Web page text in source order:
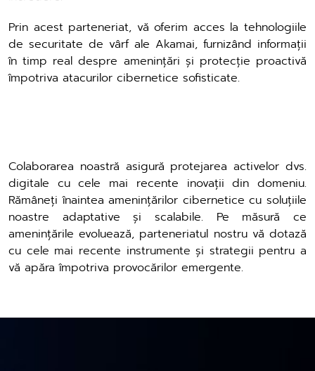
Prin acest parteneriat, vă oferim acces la tehnologiile
de securitate de vârf ale Akamai, furnizând informații
în timp real despre amenințări și protecție proactivă
împotriva atacurilor cibernetice sofisticate.
Colaborarea noastră asigură protejarea activelor dvs.
digitale cu cele mai recente inovații din domeniu.
Rămâneți înaintea amenințărilor cibernetice cu soluțiile
noastre adaptative și scalabile. Pe măsură ce
amenințările evoluează, parteneriatul nostru vă dotază
cu cele mai recente instrumente și strategii pentru a
vă apăra împotriva provocărilor emergente.